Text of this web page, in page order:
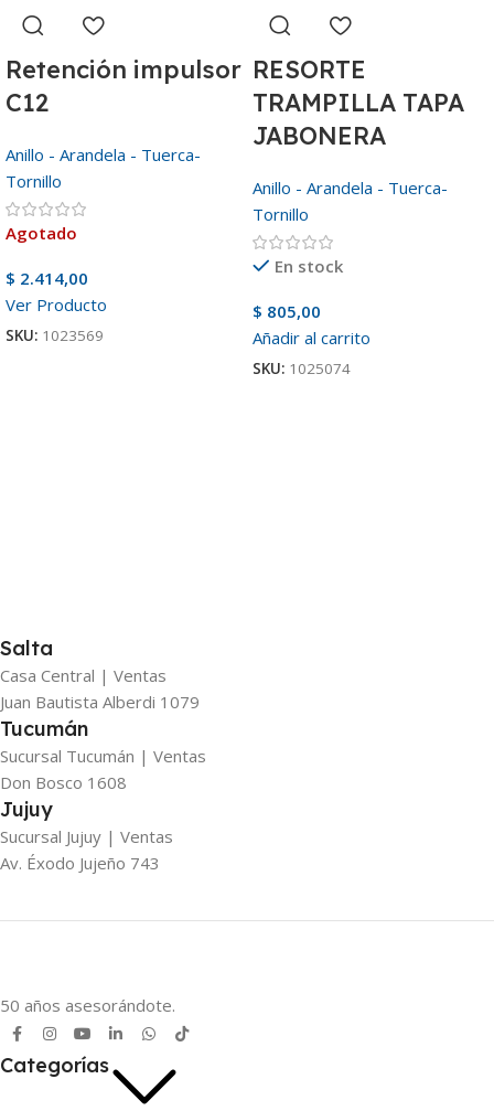
Retención impulsor
C12
Anillo - Arandela - Tuerca-
Tornillo
Agotado
$ 2.414,00
Ver Producto
SKU: 1023569
RESORTE
TRAMPILLA TAPA
JABONERA
Anillo - Arandela - Tuerca-
Tornillo
En stock
$ 805,00
Añadir al carrito
SKU: 1025074
Salta
Casa Central | Ventas
Juan Bautista Alberdi 1079
Tucumán
Sucursal Tucumán | Ventas
Don Bosco 1608
Jujuy
Sucursal Jujuy | Ventas
Av. Éxodo Jujeño 743
50 años asesorándote.
Categorías